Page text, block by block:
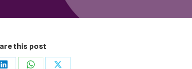
this post